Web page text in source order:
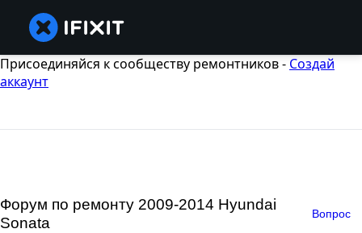
Присоединяйся к сообществу ремонтников - Создай
аккаунт
Форум по ремонту 2009-2014 Hyundai
Sonata
Вопрос